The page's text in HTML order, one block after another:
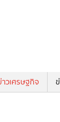
าวเศรษฐกิจ